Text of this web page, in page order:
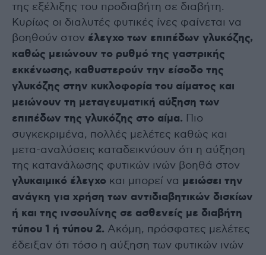
της εξέλιξης του προδιαβήτη σε διαβήτη.
Κυρίως οι διαλυτές φυτικές ίνες φαίνεται να
βοηθούν στον έλεγχο των επιπέδων γλυκόζης,
καθώς μειώνουν το ρυθμό της γαστρικής
εκκένωσης, καθυστερούν την είσοδο της
γλυκόζης στην κυκλοφορία του αίματος και
μειώνουν τη μεταγευματική αύξηση των
επιπέδων της γλυκόζης στο αίμα. Πιο
συγκεκριμένα, πολλές μελέτες καθώς και
μετα-αναλύσεις καταδεικνύουν ότι η αύξηση
της κατανάλωσης φυτικών ινών βοηθά στον
γλυκαιμικό έλεγχο και μπορεί να μειώσει την
ανάγκη για χρήση των αντιδιαβητικών δισκίων
ή και της ινσουλίνης σε ασθενείς με διαβήτη
τύπου 1 ή τύπου 2. Ακόμη, πρόσφατες μελέτες
έδειξαν ότι τόσο η αύξηση των φυτικών ινών